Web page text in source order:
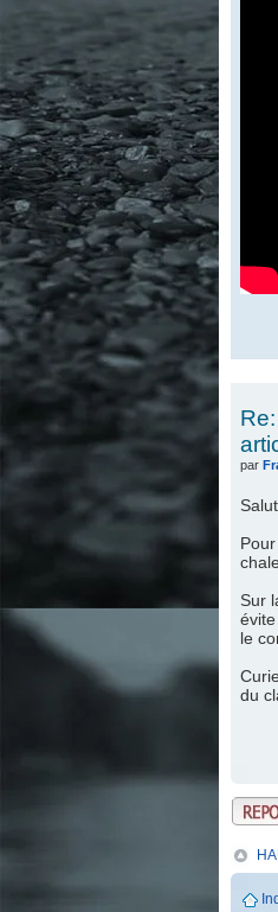
par
Sur
le
du
.
.